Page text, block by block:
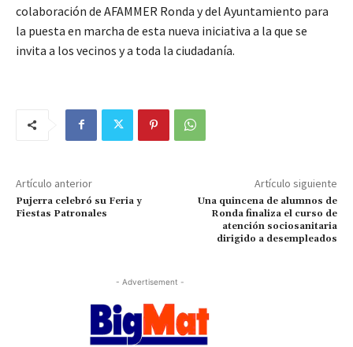
colaboración de AFAMMER Ronda y del Ayuntamiento para
la puesta en marcha de esta nueva iniciativa a la que se
invita a los vecinos y a toda la ciudadanía.
Artículo anterior
Pujerra celebró su Feria y
Fiestas Patronales
Artículo siguiente
Una quincena de alumnos de
Ronda finaliza el curso de
atención sociosanitaria
dirigido a desempleados
- Advertisement -